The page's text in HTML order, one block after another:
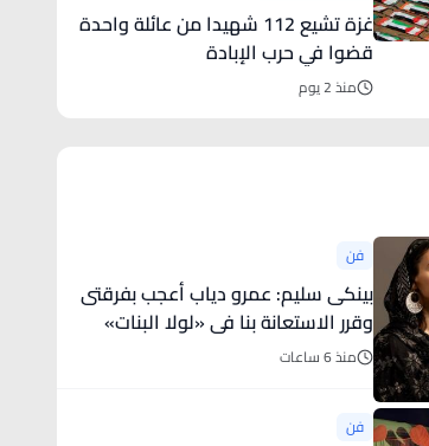
غزة تشيع 112 شهيدا من عائلة واحدة
قضوا في حرب الإبادة
منذ 2 يوم
فن
بينكى سليم: عمرو دياب أعجب بفرقتى
وقرر الاستعانة بنا فى «لولا البنات»
منذ 6 ساعات
فن